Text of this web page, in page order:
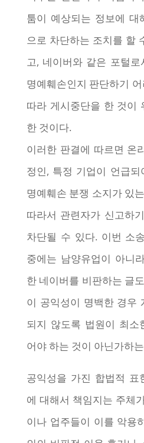
툼이 예상되는 정보에 대
으로 차단하는 조치를 할
고, 네이버와 같은 포털
명예훼손인지 판단하기
따라 게시중단을 한 것이
한 것이다.
이러한 판결에 따르면 온
정인, 특정 기업이 언급
명예훼손 분쟁 소지가 있
따라서 관련자가 신고하
차단될 수 있다. 이번 소
중에는 남양유업이 아니
한 네이버를 비판하는 글
이 공익성이 명백한 경우
되지 않도록 법원이 최소
어야 하는 것이 아닌가하
공익성을 가진 합법적 표
에 대해서 책임지는 주체
이나 업주들이 이를 악용